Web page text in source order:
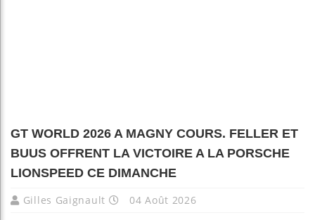
GT WORLD 2026 A MAGNY COURS. FELLER ET
BUUS OFFRENT LA VICTOIRE A LA PORSCHE
LIONSPEED CE DIMANCHE
Gilles Gaignault 04 Août 2026